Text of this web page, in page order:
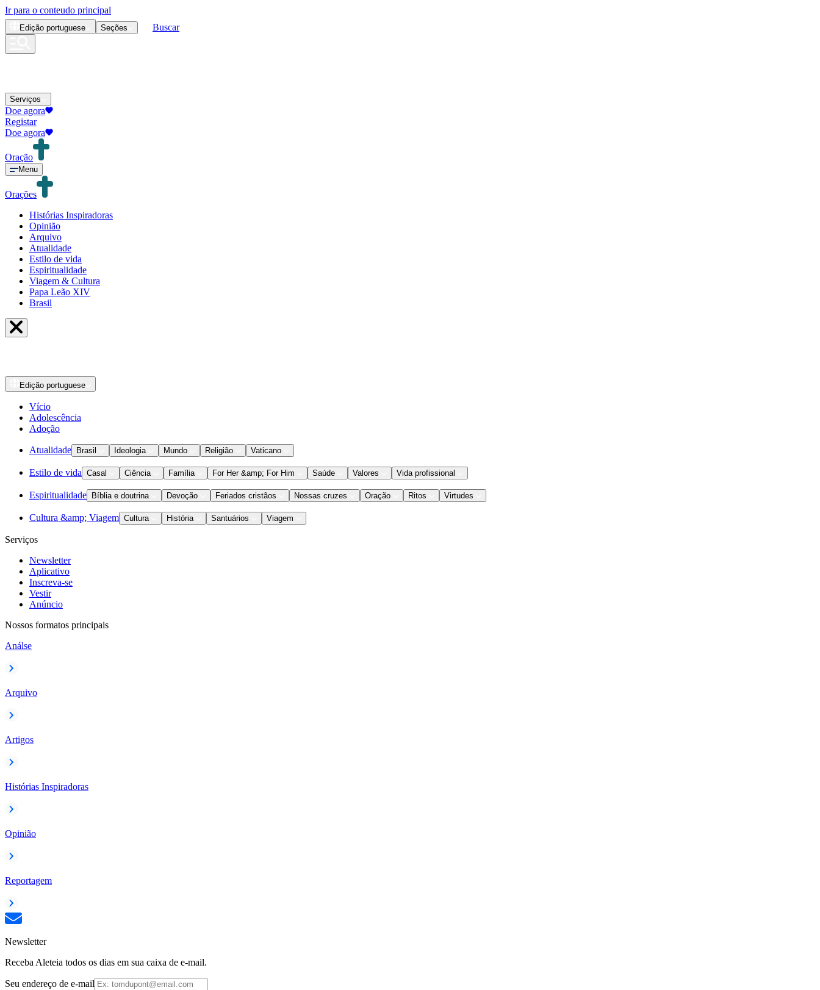
Ir para o conteudo principal
Edição portuguese Seções Buscar
Serviços
Doe agora
Registar
Doe agora
Oração
Menu
Orações
Histórias Inspiradoras
Opinião
Arquivo
Atualidade
Estilo de vida
Espiritualidade
Viagem & Cultura
Papa Leão XIV
Brasil
Edição portuguese
Vício
Adolescência
Adoção
Atualidade Brasil Ideologia Mundo Religião Vaticano
Estilo de vida Casal Ciência Família For Her &amp; For Him Saúde Valores Vida profissional
Espiritualidade Bíblia e doutrina Devoção Feriados cristãos Nossas cruzes Oração Ritos Virtudes
Cultura &amp; Viagem Cultura História Santuários Viagem
Serviços
Newsletter
Aplicativo
Inscreva-se
Vestir
Anúncio
Nossos formatos principais
Análse
Arquivo
Artigos
Histórias Inspiradoras
Opinião
Reportagem
Newsletter
Receba Aleteia todos os dias em sua caixa de e-mail.
Seu endereço de e-mail